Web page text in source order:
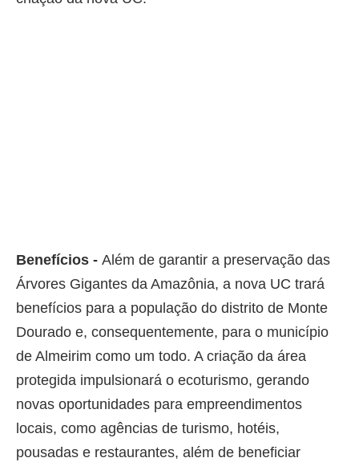
Benefícios - Além de garantir a preservação das
Árvores Gigantes da Amazônia, a nova UC trará
benefícios para a população do distrito de Monte
Dourado e, consequentemente, para o município
de Almeirim como um todo. A criação da área
protegida impulsionará o ecoturismo, gerando
novas oportunidades para empreendimentos
locais, como agências de turismo, hotéis,
pousadas e restaurantes, além de beneficiar